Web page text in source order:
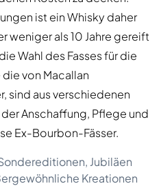
ist ein Whisky daher
weniger als 10 Jahre gereift
Wahl des Fasses für die
die von Macallan
sind aus verschiedenen
Anschaffung, Pflege und
Ex-Bourbon-Fässer.
Jubiläen
Kreationen